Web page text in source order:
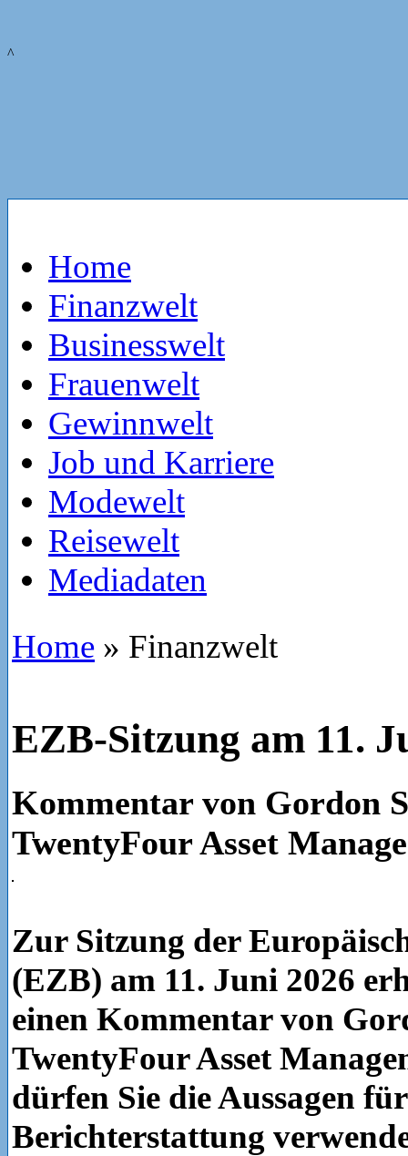
^
Home
Finanzwelt
Businesswelt
Frauenwelt
Gewinnwelt
Job und Karriere
Modewelt
Reisewelt
Mediadaten
Home » Finanzwelt
EZB-Sitzung am 11.
Kommentar von Gordon
TwentyFour Asset
Zur Sitzung der
(EZB) am 11. Juni 2026
einen Kommentar von
TwentyFour Asset
dürfen Sie die Aussagen
Berichterstattung